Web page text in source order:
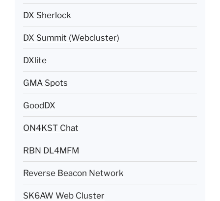
DX Sherlock
DX Summit (Webcluster)
DXlite
GMA Spots
GoodDX
ON4KST Chat
RBN DL4MFM
Reverse Beacon Network
SK6AW Web Cluster